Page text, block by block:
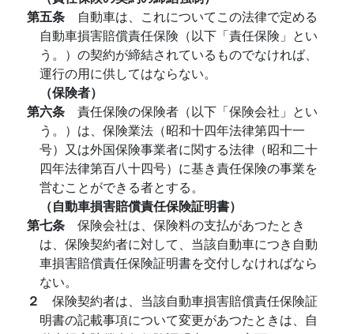
第五条 自動車は、これについてこの法律で定める
自動車損害賠償責任保険（以下「責任保険」とい
う。）の契約が締結されているものでなければ、
運行の用に供してはならない。
（保険者）
第六条 責任保険の保険者（以下「保険会社」とい
う。）は、保険業法（昭和十四年法律第四十一
号）又は外国保険事業者に関する法律（昭和二十
四年法律第百八十四号）に基き責任保険の事業を
営むことができる者とする。
（自動車損害賠償責任保険証明書）
第七条 保険会社は、保険料の支払があつたとき
は、保険契約者に対して、当該自動車につき自動
車損害賠償責任保険証明書を交付しなければなら
ない。
２ 保険契約者は、当該自動車損害賠償責任保険証
明書の記載事項について変更があつたときは、自